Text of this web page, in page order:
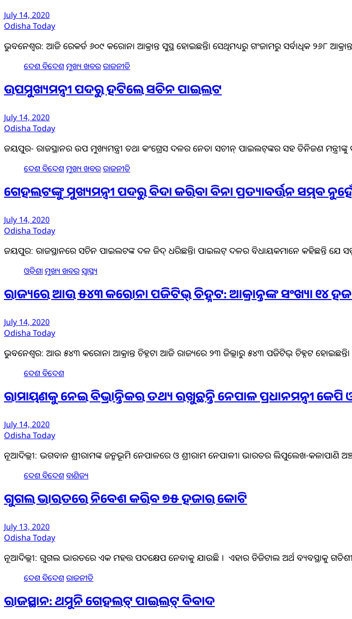
July 14, 2020
Odisha Today
ଭୁବନେଶ୍ୱର: ଆଜି ରେକର୍ଡ ୬୦୯ କରୋନା ଆକ୍ରାନ୍ତ ସୁସ୍ଥ ହୋଇଛନ୍ତି। ସେଥିମଧ୍ୟରୁ ଗଂଜାମରୁ ସର୍ବାଧିକ ୨୬୮
ଦେଶ ବିଦେଶ ମୁଖ୍ୟ ଖବରରାଜନୀତି
ଉପମୁଖ୍ୟମନ୍ତ୍ରୀ ପଦରୁ ହଟିଲେ ସଚିନ ପାଇଲଟ
July 14, 2020
Odisha Today
ଜୟପୁର- ରାଜସ୍ଥାନର ଉପ ମୁଖ୍ୟମନ୍ତ୍ରୀ ତଥା କଂଗ୍ରେସ ଦଳର ନେତା ସଚୀନ୍‌ ପାଇଲଟ୍‌ଙ୍କର ସହ ତିନିଜଣ
ଦେଶ ବିଦେଶ ମୁଖ୍ୟ ଖବରରାଜନୀତି
ଗେହଲଟଙ୍କୁ ମୁଖ୍ୟମନ୍ତ୍ରୀ ପଦରୁ ବିଦା କରିବା ବିନା ପ୍ରତ୍ୟାବର୍ତ୍ତନ ସମ୍ଭବ
July 14, 2020
Odisha Today
ଜୟପୁର: ରାଜସ୍ଥାନରେ ସଚିନ ପାଇଲଟଙ୍କ ଦଳ ଜିଦ୍ ଧରିଛନ୍ତି। ପାଇଲଟ୍ ଦଳର ବିଧାୟକମାନେ କହିଛନ୍ତି ଯେ
ଓଡ଼ିଶାମୁଖ୍ୟ ଖବରସ୍ୱାସ୍ଥ୍ୟ
ରାଜ୍ୟରେ ଆଉ ୫୪୩ କରୋନା ପଜିଟିଭ୍‌ ଚିହ୍ନଟ: ଆକ୍ରାନ୍ତଙ୍କ ସଂଖ୍ୟା ୧୪
July 14, 2020
Odisha Today
ଭୁବନେଶ୍ୱର: ଆଉ ୫୪୩ କରୋନା ଆକ୍ରାନ୍ତ ଚିହ୍ନଟ। ଆଜି ରାଜ୍ୟରେ ୨୩ ଜିଲ୍ଲାରୁ ୫୪୩ ପଜିଟିଭ୍ ଚିହ୍ନଟ ହୋଇଛନ୍ତି।
ଦେଶ ବିଦେଶ
ରାମାୟଣକୁ ନେଇ ବିଭ୍ରାନ୍ତିକର ତଥ୍ୟ ରଖୁଛନ୍ତି ନେପାଳ ପ୍ରଧାନମନ୍ତ୍ରୀ କେପି
July 14, 2020
Odisha Today
ନୂଆଦିଲ୍ଲୀ: ଭଗବାନ ଶ୍ରୀରାମଙ୍କ ଜନ୍ମଭୂମି ନେପାଳରେ ଓ ଶ୍ରୀରାମ ନେପାଳୀ। ଭାରତର ଲିପୁଲେଖ-
ଦେଶ ବିଦେଶ ବାଣିଜ୍ୟ
ଗୁଗଲ ଭାରତରେ ନିବେଶ କରିବ ୭୫ ହଜାର କୋଟି
July 13, 2020
Odisha Today
ନୂଆଦିଲ୍ଲୀ: ଗୁଗଲ ଭାରତରେ ଏକ ମହତ୍ତ ପଦକ୍ଷେପ ନେବାକୁ ଯାଉଛି । ଏହାର ଡିଜିଟାଲ ଅର୍ଥ ବ୍ୟବସ୍ଥାକୁ
ଦେଶ ବିଦେଶ ରାଜନୀତି
ରାଜସ୍ଥାନ: ଥମୁନି ଗେହଲଟ୍‌ ପାଇଲଟ୍‌ ବିବାଦ